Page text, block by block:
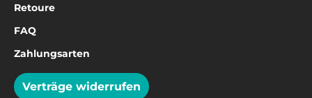
Retoure
FAQ
Zahlungsarten
Verträge widerrufen